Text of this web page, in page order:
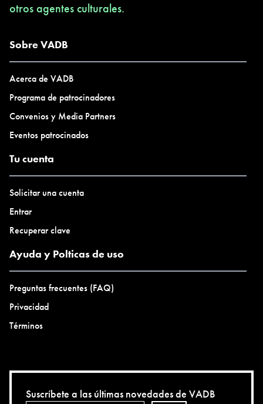
otros agentes culturales.
Sobre VADB
Acerca de VADB
Programa de patrocinadores
Convenios y Media Partners
Eventos patrocinados
Tu cuenta
Solicitar una cuenta
Entrar
Recuperar clave
Ayuda y Polticas de uso
Preguntas frecuentes (FAQ)
Privacidad
Términos
Suscríbete a las últimas novedades de VADB